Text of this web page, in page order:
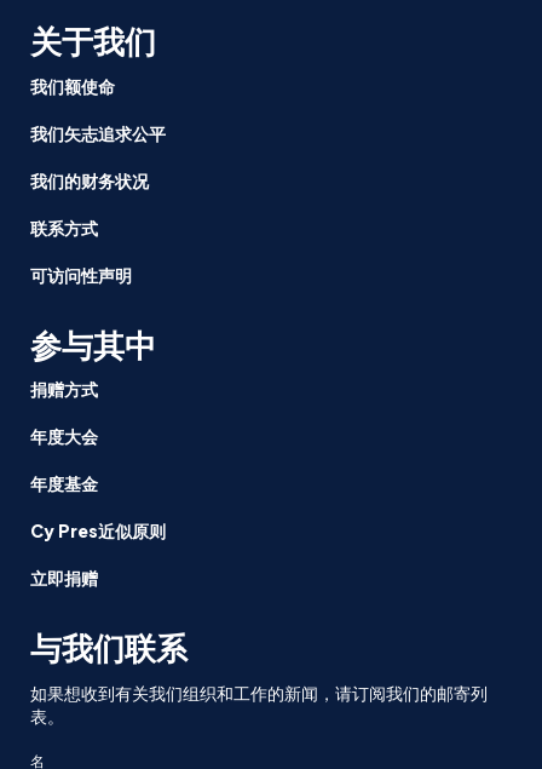
关于我们
我们额使命
我们矢志追求公平
我们的财务状况
联系方式
可访问性声明
参与其中
捐赠方式
年度大会
年度基金
Cy Pres近似原则
立即捐赠
与我们联系
如果想收到有关我们组织和工作的新闻，请订阅我们的邮寄列
表。
名